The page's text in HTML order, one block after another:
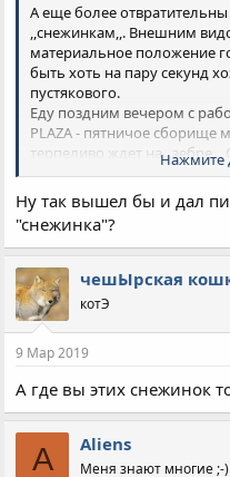
А еще более
,,снежинкам,,. Внешним
материальное положение
быть хоть на пару секунд
пустякового.
Еду поздним вечером с
PLAZA - пятничое
терпеливо ждет на
одиночные автомобили.
машин. И группа жертв
пешеходному переходу.
вызывающе медленно.
повернуть назад.
Машины терпеливо ждут.
А псевдо,,снежинки,, кажут
несколько секунд, ну
ОТ НАС ЧТО_ТО ЗАВИСИТ. Я
Нажмите
Ну так вышел бы и дал
"снежинка"?
чешЫрская
котЭ
9 Мар 2019
А где вы этих снежинок
A Aliens
Меня знают многие ;-)